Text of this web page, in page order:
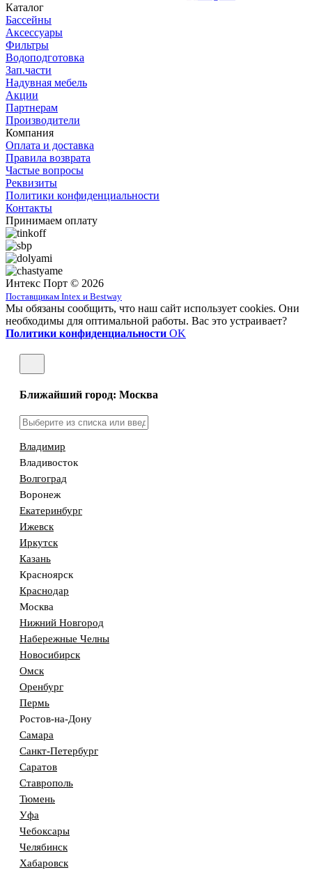
Каталог
Бассейны
Аксессуары
Фильтры
Водоподготовка
Зап.части
Надувная мебель
Акции
Партнерам
Производители
Компания
Оплата и доставка
Правила возврата
Частые вопросы
Реквизиты
Политики конфиденциальности
Контакты
Принимаем оплату
Интекс Порт © 2026
Поставщикам Intex и Bestway
Мы обязаны сообщить, что наш сайт использует cookies. Они
необходимы для оптимальной работы. Вас это устраивает?
Политики конфиденциальности OK
Ближайший город: Москва
Владимир
Владивосток
Волгоград
Воронеж
Екатеринбург
Ижевск
Иркутск
Казань
Красноярск
Краснодар
Москва
Нижний Новгород
Набережные Челны
Новосибирск
Омск
Оренбург
Пермь
Ростов-на-Дону
Самара
Санкт-Петербург
Саратов
Ставрополь
Тюмень
Уфа
Чебоксары
Челябинск
Хабаровск